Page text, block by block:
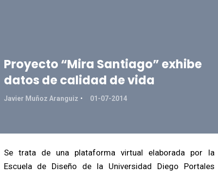
Proyecto “Mira Santiago” exhibe
datos de calidad de vida
Javier Muñoz Aranguiz 01-07-2014
Se trata de una plataforma virtual elaborada por la
Escuela de Diseño de la Universidad Diego Portales